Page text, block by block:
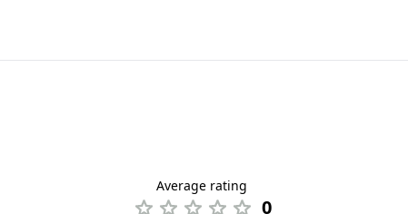
Average rating
0